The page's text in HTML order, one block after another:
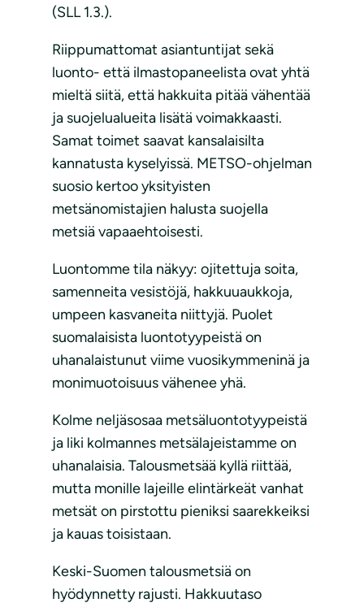
(SLL 1.3.).
Riippumattomat asiantuntijat sekä
luonto- että ilmastopaneelista ovat yhtä
mieltä siitä, että hakkuita pitää vähentää
ja suojelualueita lisätä voimakkaasti.
Samat toimet saavat kansalaisilta
kannatusta kyselyissä. METSO-ohjelman
suosio kertoo yksityisten
metsänomistajien halusta suojella
metsiä vapaaehtoisesti.
Luontomme tila näkyy: ojitettuja soita,
samenneita vesistöjä, hakkuuaukkoja,
umpeen kasvaneita niittyjä. Puolet
suomalaisista luontotyypeistä on
uhanalaistunut viime vuosikymmeninä ja
monimuotoisuus vähenee yhä.
Kolme neljäsosaa metsäluontotyypeistä
ja liki kolmannes metsälajeistamme on
uhanalaisia. Talousmetsää kyllä riittää,
mutta monille lajeille elintärkeät vanhat
metsät on pirstottu pieniksi saarekkeiksi
ja kauas toisistaan.
Keski-Suomen talousmetsiä on
hyödynnetty rajusti. Hakkuutaso